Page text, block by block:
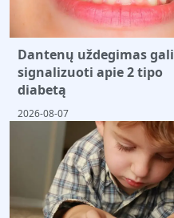
Dantenų uždegimas gali
signalizuoti apie 2 tipo
diabetą
2026-08-07